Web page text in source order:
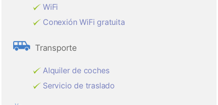
WiFi
Conexión WiFi gratuita
Transporte
Alquiler de coches
Servicio de traslado